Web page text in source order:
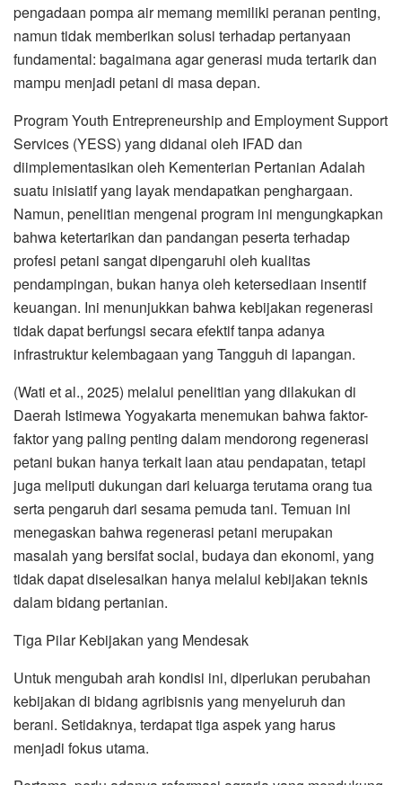
pengadaan pompa air memang memiliki peranan penting,
namun tidak memberikan solusi terhadap pertanyaan
fundamental: bagaimana agar generasi muda tertarik dan
mampu menjadi petani di masa depan.
Program Youth Entrepreneurship and Employment Support
Services (YESS) yang didanai oleh IFAD dan
diimplementasikan oleh Kementerian Pertanian Adalah
suatu inisiatif yang layak mendapatkan penghargaan.
Namun, penelitian mengenai program ini mengungkapkan
bahwa ketertarikan dan pandangan peserta terhadap
profesi petani sangat dipengaruhi oleh kualitas
pendampingan, bukan hanya oleh ketersediaan insentif
keuangan. Ini menunjukkan bahwa kebijakan regenerasi
tidak dapat berfungsi secara efektif tanpa adanya
infrastruktur kelembagaan yang Tangguh di lapangan.
(Wati et al., 2025) melalui penelitian yang dilakukan di
Daerah Istimewa Yogyakarta menemukan bahwa faktor-
faktor yang paling penting dalam mendorong regenerasi
petani bukan hanya terkait laan atau pendapatan, tetapi
juga meliputi dukungan dari keluarga terutama orang tua
serta pengaruh dari sesama pemuda tani. Temuan ini
menegaskan bahwa regenerasi petani merupakan
masalah yang bersifat social, budaya dan ekonomi, yang
tidak dapat diselesaikan hanya melalui kebijakan teknis
dalam bidang pertanian.
Tiga Pilar Kebijakan yang Mendesak
Untuk mengubah arah kondisi ini, diperlukan perubahan
kebijakan di bidang agribisnis yang menyeluruh dan
berani. Setidaknya, terdapat tiga aspek yang harus
menjadi fokus utama.